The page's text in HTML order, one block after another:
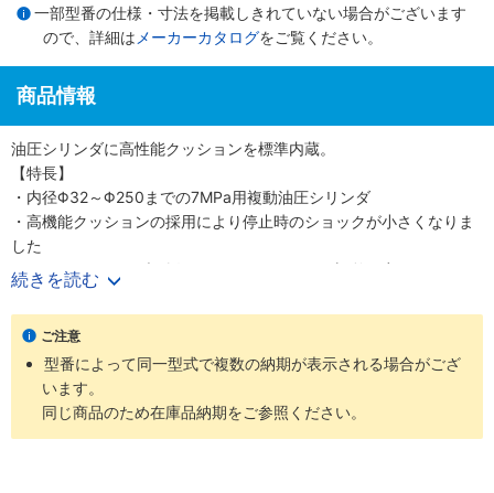
一部型番の仕様・寸法を掲載しきれていない場合がございます
ので、詳細は メーカーカタログをご覧ください。
商品情報
油圧シリンダに高性能クッションを標準内蔵。
【特長】
・内径Φ32～Φ250までの7MPa用複動油圧シリンダ
・高機能クッションの採用により停止時のショックが小さくなりま
した
・クッションバルブの採用により、クッション調整が容易になりま
した
・クッションバルブは、安全対策として、抜け止め機構、およびゆ
るみ止め用ロックナットを採用しました
・バリエーション豊富かつ保全性を良くした、小形スイッチを標準
化しました
続きを読む
ご注意
型番によって同一型式で複数の納期が表示される場合がござ
います。
同じ商品のため在庫品納期をご参照ください。